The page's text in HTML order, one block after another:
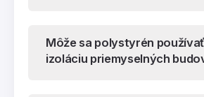
Môže sa polystyrén
izoláciu priemyselných